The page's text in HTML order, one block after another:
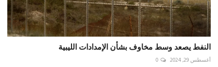
النفط يصعد وسط مخاوف بشأن الإمدادات الليبية
أغسطس 29, 2024 0